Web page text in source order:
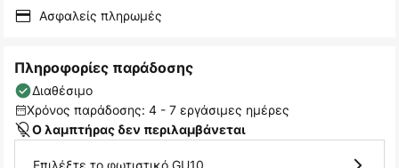
Ασφαλείς πληρωμές
Πληροφορίες παράδοσης
Διαθέσιμο
Χρόνος παράδοσης: 4 - 7 εργάσιμες ημέρες
Ο λαμπτήρας δεν περιλαμβάνεται